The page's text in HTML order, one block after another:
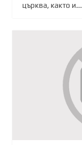
църква, както и...